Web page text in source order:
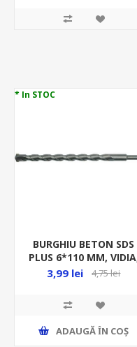
* In STOC
BURGHIU BETON SDS
PLUS 6*110 MM,
23640
3,99 lei 4,75 lei
ADAUGĂ ȊN COŞ